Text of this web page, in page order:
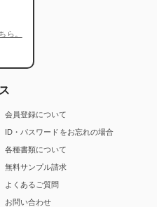
ら。
会員登録について
ID・パスワードをお忘れの場合
各種書類について
無料サンプル請求
よくあるご質問
お問い合わせ